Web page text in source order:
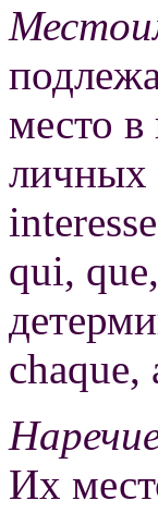
место
личных
qui,
chaque,
Их